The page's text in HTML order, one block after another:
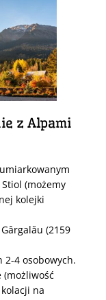
z Alpami
(możemy
kolejki
(2159
2-4 osobowych.
(możliwość
na